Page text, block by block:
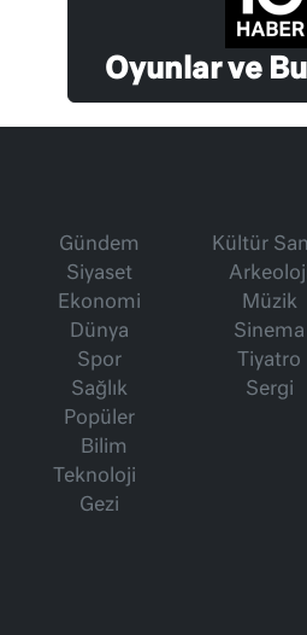
Oyunlar ve
Gündem
Siyaset
Ekonomi
Dünya
Spor
Sağlık
Popüler
Bilim
Teknoloji
Gezi
Kültür
Müzik
Sinema
Tiyatro
Sergi